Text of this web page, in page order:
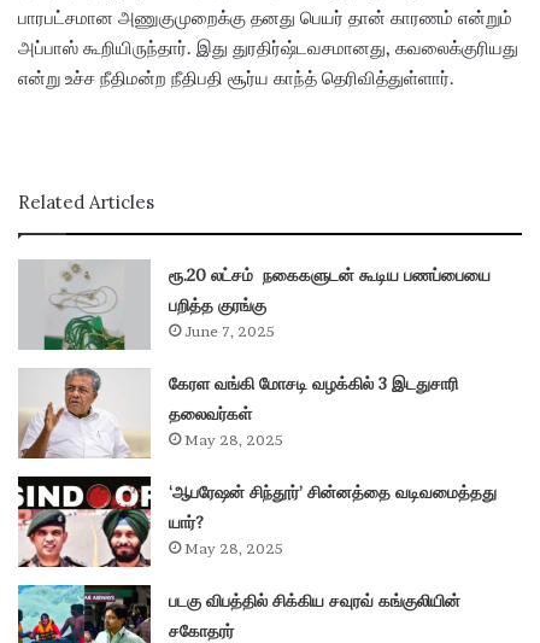
பாரபட்சமான அணுகுமுறைக்கு தனது பெயர் தான் காரணம் என்றும்
அப்பாஸ் கூறியிருந்தார். இது துரதிர்ஷ்டவசமானது, கவலைக்குரியது
என்று உச்ச நீதிமன்ற நீதிபதி சூர்ய காந்த் தெரிவித்துள்ளார்.
Related Articles
ரூ.20 லட்சம் நகைகளுடன் கூடிய பணப்பையை
பறித்த குரங்கு
June 7, 2025
கேரள வங்கி மோசடி வழக்கில் 3 இடதுசாரி
தலைவர்கள்
May 28, 2025
‘ஆபரேஷன் சிந்தூர்’ சின்னத்தை வடிவமைத்தது
யார்?
May 28, 2025
படகு விபத்தில் சிக்கிய சவுரவ் கங்குலியின்
சகோதரர்